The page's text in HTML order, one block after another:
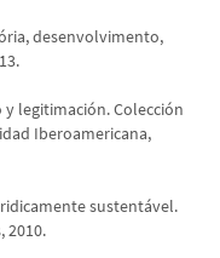
desenvolvimento,
y legitimación. Colección
Iberoamericana,
sustentável.
2010.